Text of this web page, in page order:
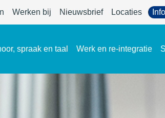
Werken bij Nieuwsbrief Locaties
spraak en taal Werk en re-integratie